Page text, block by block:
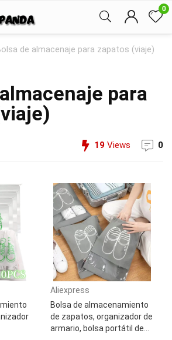
0
de almacenaje para zapatos (viaje)
para
19 Views 0
Aliexpress
Bolsa de almacenamiento
de zapatos, organizador de
armario, bolsa portátil de...